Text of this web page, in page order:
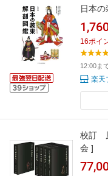
日本
16ポイ
12:00ま
楽天
校訂
会 ]